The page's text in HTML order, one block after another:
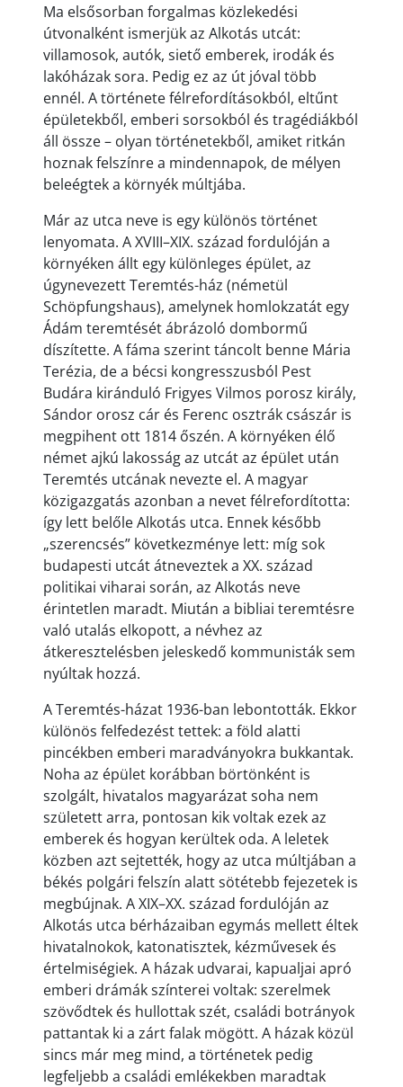
Ma elsősorban forgalmas közlekedési
útvonalként ismerjük az Alkotás utcát:
villamosok, autók, siető emberek, irodák és
lakóházak sora. Pedig ez az út jóval több
ennél. A története félrefordításokból, eltűnt
épületekből, emberi sorsokból és tragédiákból
áll össze – olyan történetekből, amiket ritkán
hoznak felszínre a mindennapok, de mélyen
beleégtek a környék múltjába.
Már az utca neve is egy különös történet
lenyomata. A XVIII–XIX. század fordulóján a
környéken állt egy különleges épület, az
úgynevezett Teremtés-ház (németül
Schöpfungshaus), amelynek homlokzatát egy
Ádám teremtését ábrázoló dombormű
díszítette. A fáma szerint táncolt benne Mária
Terézia, de a bécsi kongresszusból Pest
Budára kiránduló Frigyes Vilmos porosz király,
Sándor orosz cár és Ferenc osztrák császár is
megpihent ott 1814 őszén. A környéken élő
német ajkú lakosság az utcát az épület után
Teremtés utcának nevezte el. A magyar
közigazgatás azonban a nevet félrefordította:
így lett belőle Alkotás utca. Ennek később
„szerencsés” következménye lett: míg sok
budapesti utcát átneveztek a XX. század
politikai viharai során, az Alkotás neve
érintetlen maradt. Miután a bibliai teremtésre
való utalás elkopott, a névhez az
átkeresztelésben jeleskedő kommunisták sem
nyúltak hozzá.
A Teremtés-házat 1936-ban lebontották. Ekkor
különös felfedezést tettek: a föld alatti
pincékben emberi maradványokra bukkantak.
Noha az épület korábban börtönként is
szolgált, hivatalos magyarázat soha nem
született arra, pontosan kik voltak ezek az
emberek és hogyan kerültek oda. A leletek
közben azt sejtették, hogy az utca múltjában a
békés polgári felszín alatt sötétebb fejezetek is
megbújnak. A XIX–XX. század fordulóján az
Alkotás utca bérházaiban egymás mellett éltek
hivatalnokok, katonatisztek, kézművesek és
értelmiségiek. A házak udvarai, kapualjai apró
emberi drámák színterei voltak: szerelmek
szövődtek és hullottak szét, családi botrányok
pattantak ki a zárt falak mögött. A házak közül
sincs már meg mind, a történetek pedig
legfeljebb a családi emlékekben maradtak